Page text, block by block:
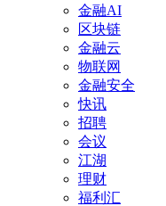
金融AI
区块链
金融云
物联网
金融安全
快讯
招聘
会议
江湖
理财
福利汇